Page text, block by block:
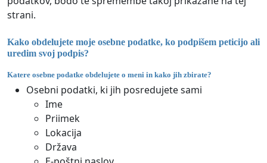
strani.
Kako obdelujete moje osebne podatke, ko podpišem peticijo ali
uredim svoj podpis?
Katere osebne podatke obdelujete o meni in kako jih zbirate?
Osebni podatki, ki jih posredujete sami
Ime
Priimek
Lokacija
Država